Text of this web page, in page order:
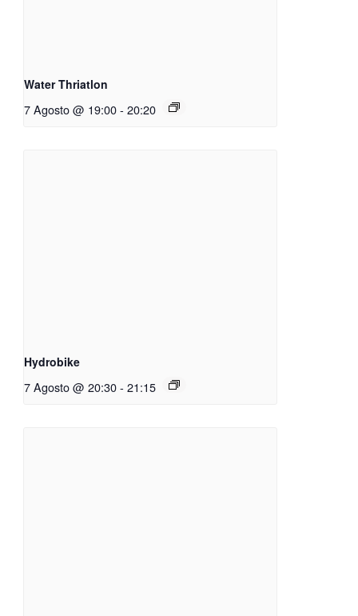
Water Thriatlon
7 Agosto @ 19:00 - 20:20
Hydrobike
7 Agosto @ 20:30 - 21:15